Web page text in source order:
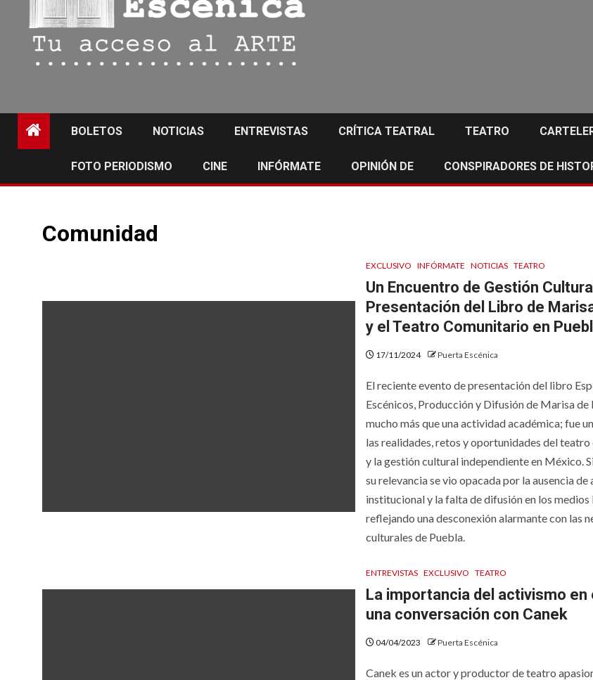
BOLETOS NOTICIAS ENTREVISTAS CRÍTICA TEATRAL TEATRO
FOTO PERIODISMO CINE INFÓRMATE OPINIÓN DE CONSPIRADORES DE
Comunidad
EXCLUSIVO INFÓRMATE NOTICIAS TEATRO
Un Encuentro de Gestión
Presentación del Libro de
y el Teatro Comunitario en
17/11/2024 Puerta Escénica
El reciente evento de presentación del libro
Escénicos, Producción y Difusión de Marisa de
mucho más que una actividad académica; fue
las realidades, retos y oportunidades del
y la gestión cultural independiente en México.
su relevancia se vio opacada por la ausencia de
institucional y la falta de difusión en los medios
reflejando una desconexión alarmante con las
culturales de Puebla.
ENTREVISTAS EXCLUSIVO TEATRO
La importancia del activismo en
una conversación con Canek
04/04/2023 Puerta Escénica
Canek es un actor y productor de teatro